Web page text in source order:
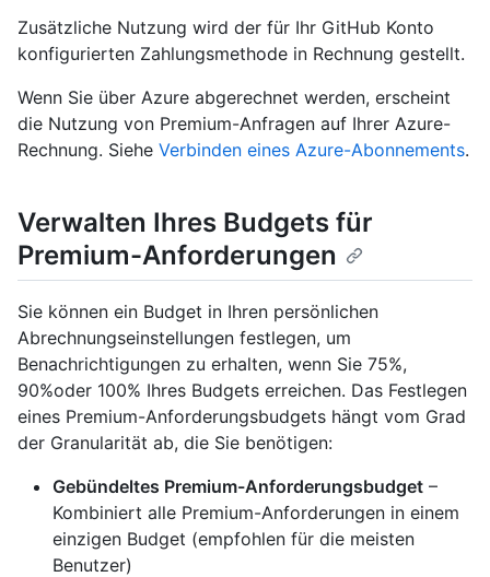
Zusätzliche Nutzung wird der für Ihr GitHub Konto
konfigurierten Zahlungsmethode in Rechnung gestellt.
Wenn Sie über Azure abgerechnet werden, erscheint
die Nutzung von Premium-Anfragen auf Ihrer Azure-
Rechnung. Siehe Verbinden eines Azure-Abonnements.
Verwalten Ihres Budgets für
Premium-Anforderungen
Sie können ein Budget in Ihren persönlichen
Abrechnungseinstellungen festlegen, um
Benachrichtigungen zu erhalten, wenn Sie 75%,
90%oder 100% Ihres Budgets erreichen. Das Festlegen
eines Premium-Anforderungsbudgets hängt vom Grad
der Granularität ab, die Sie benötigen:
Gebündeltes Premium-Anforderungsbudget –
Kombiniert alle Premium-Anforderungen in einem
einzigen Budget (empfohlen für die meisten
Benutzer)